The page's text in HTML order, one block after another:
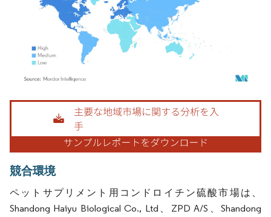
画像 © Mordor Intelligence。再利用にはCC BY 4.0の表示が必要です。
競合環境
ペットサプリメント用コンドロイチン硫酸市場は、
Shandong Haiyu Biological Co., Ltd、ZPD A/S、Shandong